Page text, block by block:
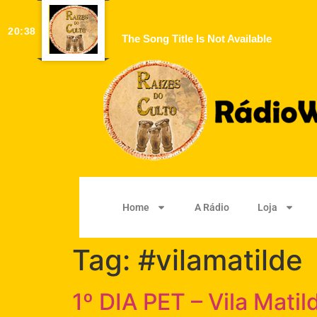
20:38
The Song Title Is Not Available
Home A Rádio Loja
Tag: #vilamatilde
1º DIA PET – Vila